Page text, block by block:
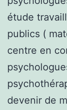
étude
publics (
centre en
devenir de